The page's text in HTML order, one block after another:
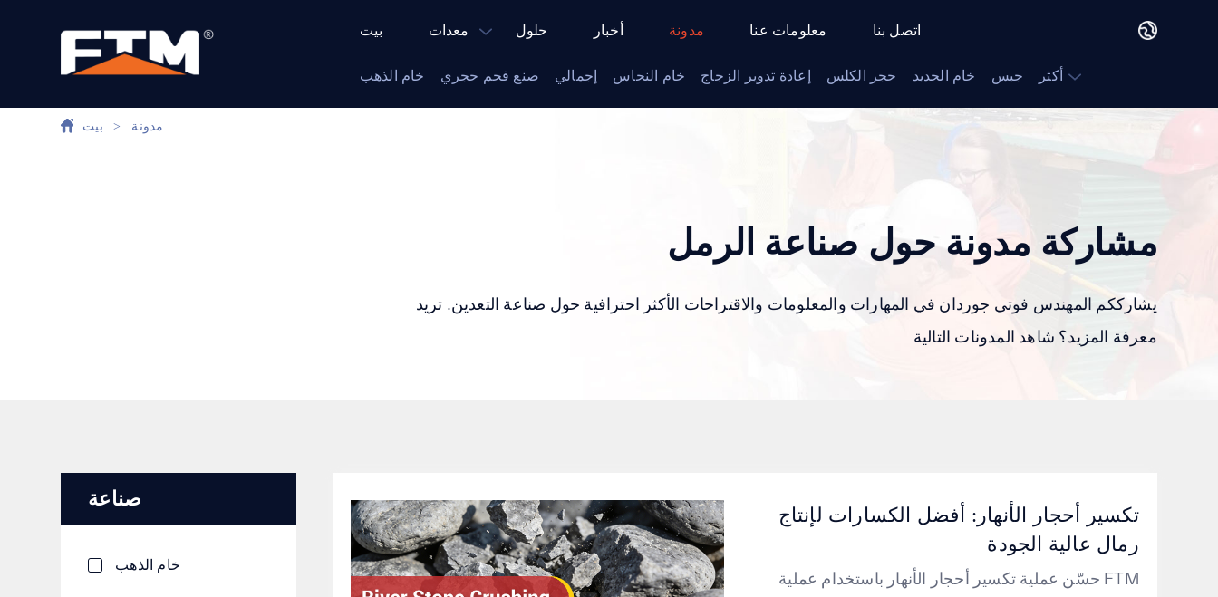
بيت معدات حلول أخبار مدونة معلومات عنا اتصل بنا
خام الذهب صنع فحم حجري إجمالي خام النحاس إعادة تدوير الزجاج حجر الكلس خام الحديد جبس أكثر
بيت > مدونة
مشاركة مدونة حول صناعة الرمل
يشارككم المهندس فوتي جوردان في المهارات والمعلومات والاقتراحات الأكثر احترافية حول صناعة التعدين. تريد
معرفة المزيد؟ شاهد المدونات التالية
صناعة
خام الذهب
تكسير أحجار الأنهار: أفضل الكسارات لإنتاج
رمال عالية الجودة
حسّن عملية تكسير أحجار الأنهار باستخدام عملية FTM